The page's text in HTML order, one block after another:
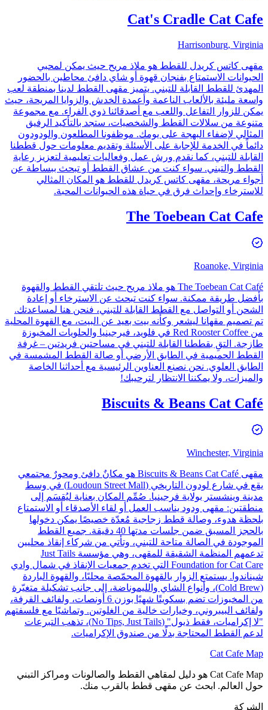
Cat's Cradle Cat Cafe
Harrisonburg, Virginia
مقهى كاتس كريدل للقطط هو ملاذ مريح حيث يمكن لمحبي
الحيوانات الاستمتاع بفنجان قهوة أو شاي دافئ محاطين بالحضور
المهدئ للقطط القابلة للتبني. يتميز مقهى القطط لدينا بمنطقة لعب
واسعة مليئة بالألعاب الناعمة وأعمدة الخدش والزوايا المريحة، حيث
يمكن للزوار التفاعل واللعب مع أصدقائنا ذوي الفراء. مع مجموعة
متنوعة من سلالات القطط والشخصيات، ستجد بالتأكيد الرفيق
المثالي لإضفاء البهجة على يومك. موظفونا المطلعون والودودون
دائماً في الخدمة للإجابة على الأسئلة وتقديم معلومات حول قططنا
القابلة للتبني، كما نقدم ورش عمل وفعاليات تعليمية لتعزيز رعاية
القطط والتبني. سواء كنت من عشاق القطط أو تبحث ببساطة عن
أجواء مريحة، مقهى كاتس كريدل للقطط هو المكان المثالي
للاسترخاء وإحداث فرق في حياة هذه الحيوانات المحبة.
The Toebean Cat Cafe
Roanoke, Virginia
The Toebean Cat Café هو ملاذ مريح حيث تلتقي القطط والقهوة
بأفضل طريقة ممكنة. سواء كنت تبحث عن الاسترخاء أو إعادة
الشحن أو التواصل مع القطط القابلة للتبني، فنحن هنا لمساعدتك.
تم تصميم مقهانا ليشعر وكأنه بيت بعيد عن البيت، مع القهوة المحلية
من Red Rooster Coffee في فلويد، فيرجينيا والحلويات المخبوزة
طازجة. التقِ بقططنا القابلة للتبني في مساحتين فريدتين – غرفة
القطط الحميمية في الطابق الأرضي أو صالة القطط المشمسة في
الطابق العلوي. نحن نصنع العناوين الرئيسية مع أحداثنا الخاصة
والميزات، ولا يمكننا الانتظار لترحيبك!
Biscuits & Beans Cat Café
Winchester, Virginia
مقهى Biscuits & Beans Cat Café هو مكانٌ دافئ ومحورٌ مجتمعي
يقع في شارع لودون التاريخي (Loudoun Street Mall) في وسط
مدينة وينشستر بولاية فرجينيا. صُمِّم المكان بعناية ليُقسَم إلى
منطقتين: مقهى ودود يناسب العمل أو لقاء الأصدقاء أو الاستمتاع
بلحظة هدوء، وصالة قطط زجاجية مُعدّة خصيصًا يمكن دخولها
بالحجز المسبق ضمن جلسات مدتها 40 دقيقة. جميع القطط
الموجودة في الصالة متاحة للتبني، وتأتي من شركاء إنقاذ محليين
تدعمهم المنظمة الشقيقة للمقهى، وهي مؤسسة Just Tails
Foundation for Cat Care التي تخدم جمعيات الإنقاذ في شمال وادي
شيناندوا. يستمتع الزوار بالقهوة المحمّصة محليًا، والقهوة الباردة
(Cold Brew)، وأنواع الشاي والليموناضة، إلى جانب تشكيلة متغيّرة
من المخبوزات تضم بسكويتًا شهيًا بوزن 6 أونصات، ولفائف القرفة،
ولفائف البيبروني، وخيارات خالية من الغلوتين. وتماشيًا مع فلسفتهم
"لا إكراميات، فقط ذيول" (No Tips, Just Tails)، تذهب التبرعات
لدعم القطط المحتاجة بدلًا من صندوق الإكراميات.
Cat Cafe Map
Cat Cafe Map هو دليل لمقاهي القطط والصالونات ومراكز التبني
حول العالم. ابحث عن مقهى قطط بالقرب منك.
الشركة